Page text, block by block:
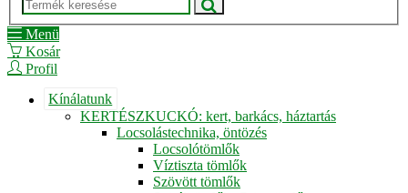
Menü
Kosár
Profil
Kínálatunk
KERTÉSZKUCKÓ: kert, barkács, háztartás
Locsolástechnika, öntözés
Locsolótömlők
Víztiszta tömlők
Szövött tömlők